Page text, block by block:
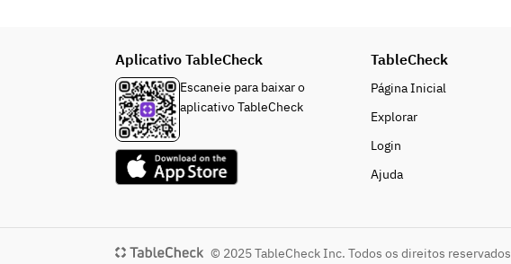
Aplicativo TableCheck
Escaneie para baixar o
aplicativo TableCheck
TableCheck
Página Inicial
Explorar
Login
Ajuda
© 2025 TableCheck Inc. Todos os direitos reservados